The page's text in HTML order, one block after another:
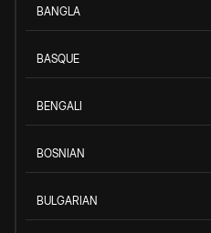
BANGLA
BASQUE
BENGALI
BOSNIAN
BULGARIAN